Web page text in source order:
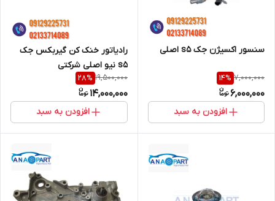
سنسور اکسیژن جک s5 اصلی
7,000,000
14%
6,000,000
افزودن به سبد
رادیاتور خنک کن گیربکس جک
s5 نیو اصلی شرکتی
19,500,000
28%
14,000,000
افزودن به سبد